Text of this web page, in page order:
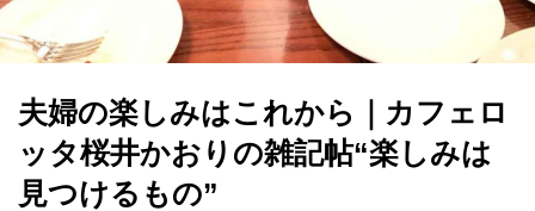
夫婦の楽しみはこれから｜カフェロ
ッタ桜井かおりの雑記帖“楽しみは
見つけるもの”